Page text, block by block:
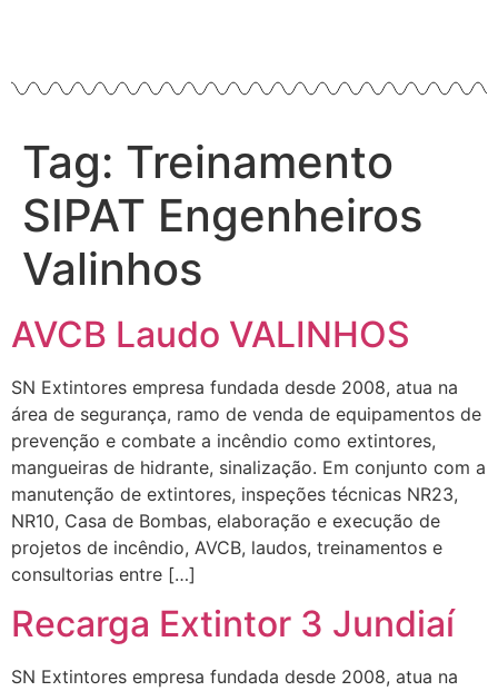
Tag: Treinamento
SIPAT Engenheiros
Valinhos
AVCB Laudo VALINHOS
SN Extintores empresa fundada desde 2008, atua na
área de segurança, ramo de venda de equipamentos de
prevenção e combate a incêndio como extintores,
mangueiras de hidrante, sinalização. Em conjunto com a
manutenção de extintores, inspeções técnicas NR23,
NR10, Casa de Bombas, elaboração e execução de
projetos de incêndio, AVCB, laudos, treinamentos e
consultorias entre […]
Recarga Extintor 3 Jundiaí
SN Extintores empresa fundada desde 2008, atua na